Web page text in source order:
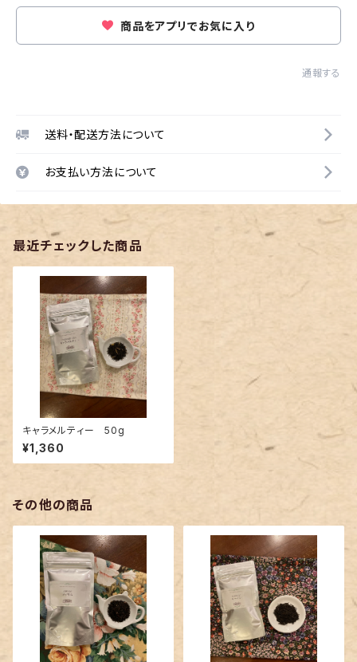
商品をアプリでお気に入り
通報する
送料・配送方法について
お支払い方法について
最近チェックした商品
キャラメルティー 50g
¥1,360
その他の商品